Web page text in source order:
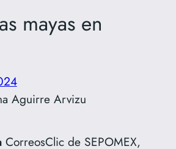
mayas en
Aguirre Arvizu
CorreosClic de SEPOMEX,